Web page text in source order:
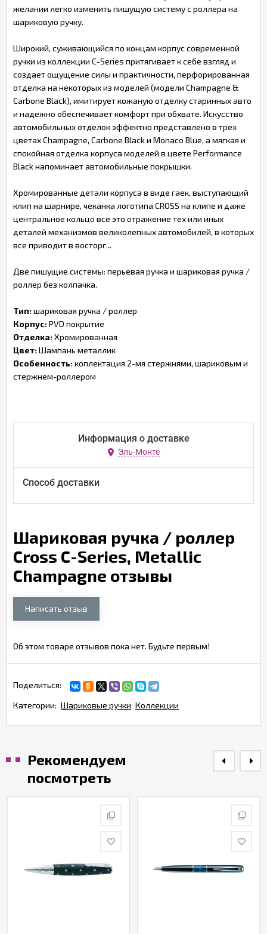
желании легко изменить пишущую систему с роллера на
шариковую ручку.
Широкий, суживающийся по концам корпус современной
ручки из коллекции C-Series притягивает к себе взгляд и
создает ощущение силы и практичности, перфорированная
отделка на некоторых из моделей (модели Champagne &
Carbone Black), имитирует кожаную отделку старинных авто
и надежно обеспечивает комфорт при обхвате. Искусство
автомобильных отделок эффектно представлено в трех
цветах Champagne, Carbone Black и Monaco Blue, а мягкая и
спокойная отделка корпуса моделей в цвете Performance
Black напоминает автомобильные покрышки.
Хромированные детали корпуса в виде гаек, выступающий
клип на шарнире, чеканка логотипа CROSS на клипе и даже
центральное кольцо все это отражение тех или иных
деталей механизмов великолепных автомобилей, в которых
все приводит в восторг...
Две пишущие системы: перьевая ручка и шариковая ручка /
роллер без колпачка.
Тип:шариковая ручка / роллер
Корпус:PVD покрытие
Отделка:Хромированная
Цвет:Шампань металлик
Особенность:коплектация 2-мя стержнями, шариковым и
стержнем-роллером
Информация о доставке
Эль-Монте
Способ доставки
Шариковая ручка / роллер
Cross C-Series, Metallic
Champagne отзывы
Написать отзыв
Об этом товаре отзывов пока нет. Будьте первым!
Поделиться:
Категории: Шариковые ручки Коллекции
Рекомендуем
посмотреть